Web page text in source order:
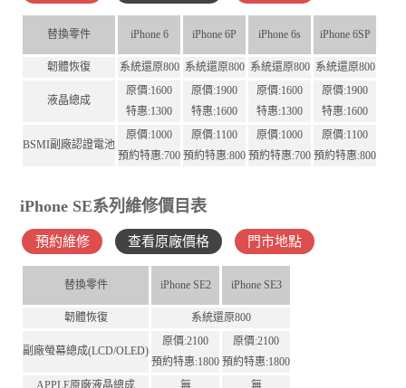
替換零件 iPhone 6 iPhone 6P iPhone 6s iPhone 6SP
韌體恢復 系統還原800 系統還原800 系統還原800 系統還原800
液晶總成
原價:1600
特惠:1300
原價:1900
特惠:1600
原價:1600
特惠:1300
原價:1900
特惠:1600
BSMI副廠認證電池
原價:1000
預約特惠:700
原價:1100
預約特惠:800
原價:1000
預約特惠:700
原價:1100
預約特惠:800
iPhone SE系列維修價目表
預約維修 查看原廠價格 門市地點
替換零件 iPhone SE2 iPhone SE3
韌體恢復 系統還原800
副廠螢幕總成(LCD/OLED)
原價:2100
預約特惠:1800
原價:2100
預約特惠:1800